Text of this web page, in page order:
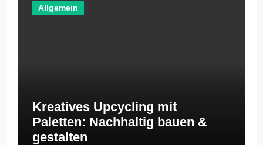
Allgemein
Kreatives Upcycling mit
Paletten: Nachhaltig bauen &
gestalten